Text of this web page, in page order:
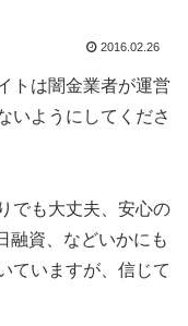
2016.02.26
トは闇金業者が運営
いようにしてくださ
でも大丈夫、安心の
融資、などいかにも
ていますが、信じて